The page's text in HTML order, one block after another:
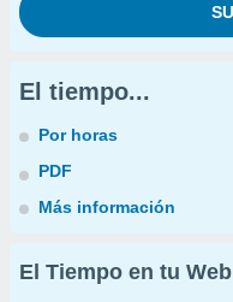
El tiempo...
Por horas
PDF
Más información
El Tiempo en tu Web